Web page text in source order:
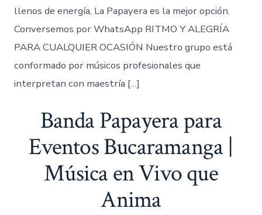
llenos de energía, La Papayera es la mejor opción.
Conversemos por WhatsApp RITMO Y ALEGRÍA
PARA CUALQUIER OCASIÓN Nuestro grupo está
conformado por músicos profesionales que
interpretan con maestría […]
Banda Papayera para
Eventos Bucaramanga |
Música en Vivo que
Anima